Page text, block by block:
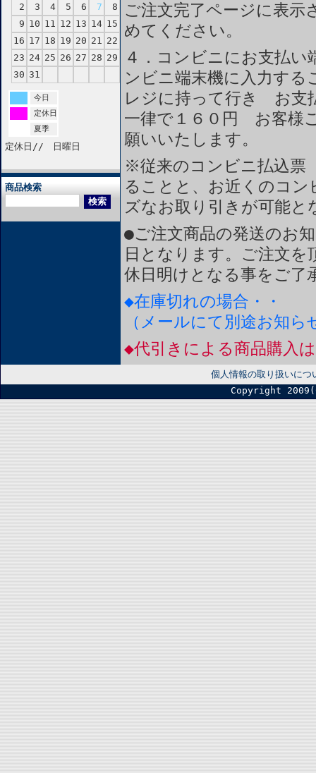
2
3 4 5 6 7
8
9 10 11 12 13 14 15
16 17 18 19 20 21 22
23 24 25 26 27 28 29
30 31
今日
定休日
夏季
定休日// 日曜日
商品検索
ご注文完了ページに表
めてください。
４．コンビニにお支払
ンビニ端末機に入力す
レジに持って行き お支
一律で１６０円 お客様
願いいたします。
※従来のコンビニ払込票
ることと、お近くのコ
ズなお取り引きが可能
●ご注文商品の発送のお
日となります。ご注文を
休日明けとなる事をご了
◆在庫切れの場合・・
（メールにて別途お知
◆代引きによる商品購入
個人情報の取り扱いにつ
Copyright